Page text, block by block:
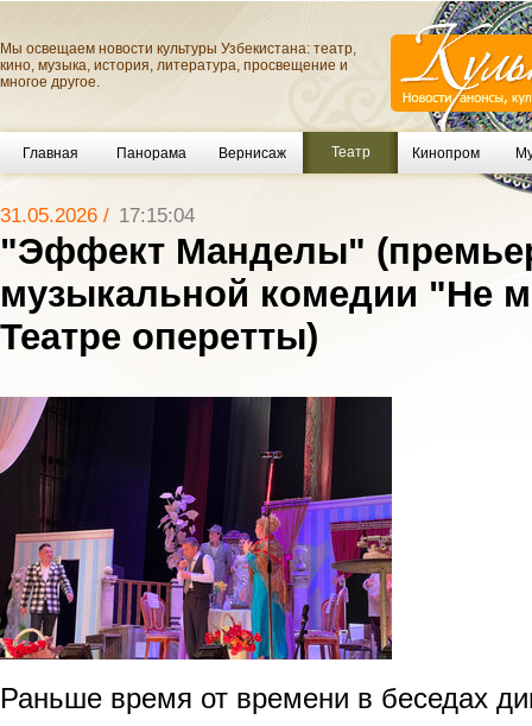
Мы освещаем новости культуры Узбекистана: театр,
кино, музыка, история, литература, просвещение и
многое другое.
Главная Панорама Вернисаж Театр Кинопром
31.05.2026 / 17:15:04
"Эффект Манделы"
музыкальной комедии "Не
Театре оперетты)
Раньше время от времени в беседах